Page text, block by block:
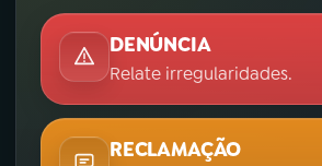
DENÚNCIA
Relate irregularidades.
RECLAMAÇÃO